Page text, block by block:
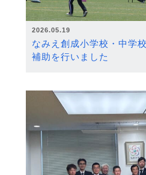
2026.05.19
なみえ創成小学校・中学
補助を行いました